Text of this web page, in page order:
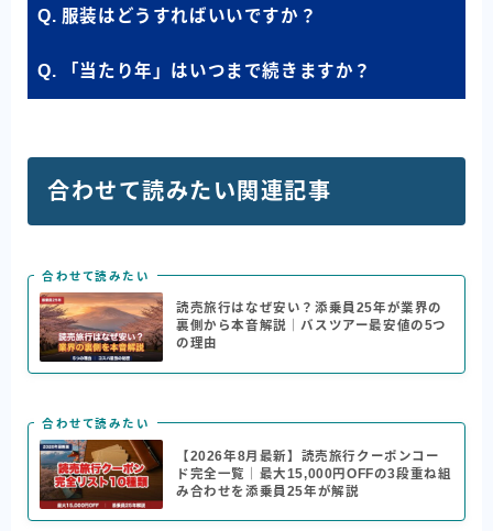
Q. 服装はどうすればいいですか？
Q. 「当たり年」はいつまで続きますか？
合わせて読みたい関連記事
合わせて読みたい
読売旅行はなぜ安い？添乗員25年が業界の
裏側から本音解説｜バスツアー最安値の5つ
の理由
合わせて読みたい
【2026年8月最新】読売旅行クーポンコー
ド完全一覧｜最大15,000円OFFの3段重ね組
み合わせを添乗員25年が解説